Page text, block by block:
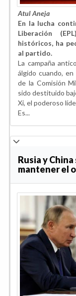
Atul Aneja
En la lucha
Liberación
históricos, ha
al partido.
La campaña
álgido cuando,
de la Comisión
sido destituido
Xi, el poderoso
Es...
Rusia y
mantener el